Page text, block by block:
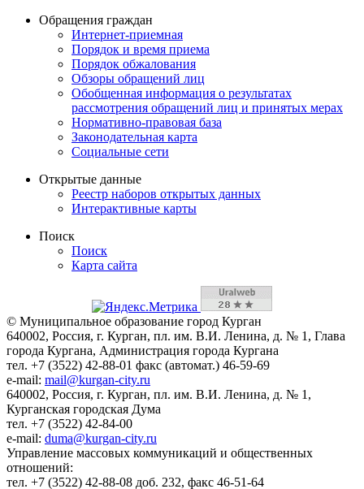
Обращения граждан
Интернет-приемная
Порядок и время приема
Порядок обжалования
Обзоры обращений лиц
Обобщенная информация о результатах
рассмотрения обращений лиц и принятых мерах
Нормативно-правовая база
Законодательная карта
Социальные сети
Открытые данные
Реестр наборов открытых данных
Интерактивные карты
Поиск
Поиск
Карта сайта
© Муниципальное образование город Курган
640002, Россия, г. Курган, пл. им. В.И. Ленина, д. № 1, Глава
города Кургана, Администрация города Кургана
тел. +7 (3522) 42-88-01 факс (автомат.) 46-59-69
e-mail: mail@kurgan-city.ru
640002, Россия, г. Курган, пл. им. В.И. Ленина, д. № 1,
Курганская городская Дума
тел. +7 (3522) 42-84-00
e-mail: duma@kurgan-city.ru
Управление массовых коммуникаций и общественных
отношений:
тел. +7 (3522) 42-88-08 доб. 232, факс 46-51-64